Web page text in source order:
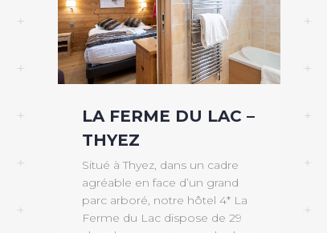
LA FERME DU LAC –
THYEZ
Situé à Thyez, dans un cadre
agréable en face d’un grand
parc arboré, notre hôtel 4* La
Ferme du Lac dispose de 29